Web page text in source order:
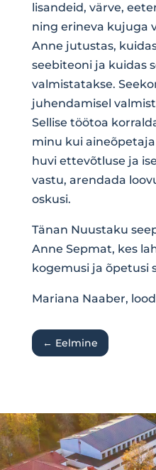
lisandeid, värve,
ning erineva kujuga
Anne jutustas,
seebiteoni ja kuidas
valmistatakse.
juhendamisel
Sellise töötoa
minu kui
huvi ettevõtluse ja
vastu, arendada
oskusi.
Tänan Nuustaku
Anne Sepmat, kes
kogemusi ja õpetusi
Mariana Naaber,
← Eelmine